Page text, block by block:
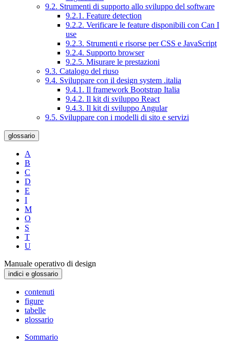
9.2. Strumenti di supporto allo sviluppo del software
9.2.1. Feature detection
9.2.2. Verificare le feature disponibili con Can I
use
9.2.3. Strumenti e risorse per CSS e JavaScript
9.2.4. Supporto browser
9.2.5. Misurare le prestazioni
9.3. Catalogo del riuso
9.4. Sviluppare con il design system .italia
9.4.1. Il framework Bootstrap Italia
9.4.2. Il kit di sviluppo React
9.4.3. Il kit di sviluppo Angular
9.5. Sviluppare con i modelli di sito e servizi
glossario
A
B
C
D
E
I
M
O
S
T
U
Manuale operativo di design
indici e glossario
contenuti
figure
tabelle
glossario
Sommario